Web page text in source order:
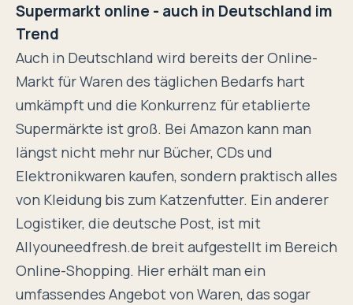
Supermarkt online - auch in Deutschland im
Trend
Auch in Deutschland wird bereits der Online-
Markt für Waren des täglichen Bedarfs hart
umkämpft und die Konkurrenz für etablierte
Supermärkte ist groß. Bei Amazon kann man
längst nicht mehr nur Bücher, CDs und
Elektronikwaren kaufen, sondern praktisch alles
von Kleidung bis zum Katzenfutter. Ein anderer
Logistiker, die deutsche Post, ist mit
Allyouneedfresh.de breit aufgestellt im Bereich
Online-Shopping. Hier erhält man ein
umfassendes Angebot von Waren, das sogar